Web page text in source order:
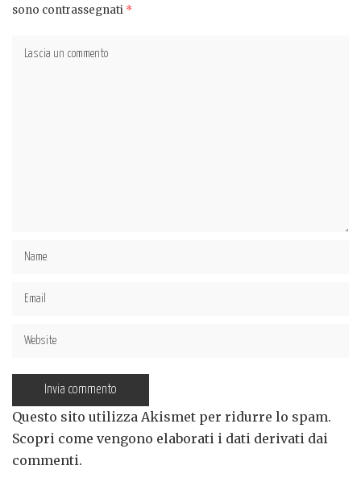
sono contrassegnati *
Questo sito utilizza Akismet per ridurre lo spam.
Scopri come vengono elaborati i dati derivati dai
commenti.